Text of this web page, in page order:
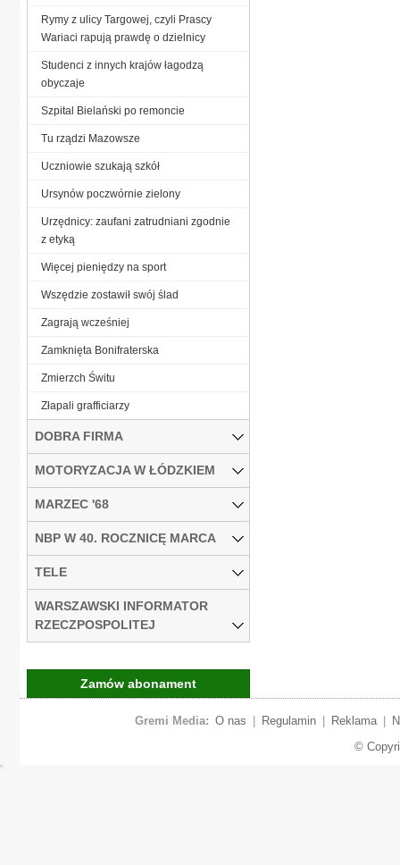
Rymy z ulicy Targowej, czyli Prascy
Wariaci rapują prawdę o dzielnicy
Studenci z innych krajów łagodzą
obyczaje
Szpital Bielański po remoncie
Tu rządzi Mazowsze
Uczniowie szukają szkół
Ursynów poczwórnie zielony
Urzędnicy: zaufani zatrudniani zgodnie
z etyką
Więcej pieniędzy na sport
Wszędzie zostawił swój ślad
Zagrają wcześniej
Zamknięta Bonifraterska
Zmierzch Świtu
Złapali grafficiarzy
DOBRA FIRMA
MOTORYZACJA W ŁÓDZKIEM
MARZEC '68
NBP W 40. ROCZNICĘ MARCA
TELE
WARSZAWSKI INFORMATOR
RZECZPOSPOLITEJ
Zamów abonament
Gremi Media: O nas Regulamin Reklama
©